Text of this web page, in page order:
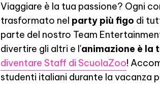
Viaggiare è la tua passione? Ogni
trasformato nel party più figo di
parte del nostro Team
divertire gli altri e l'animazione è la
diventare Staff di ScuolaZoo!
studenti italiani durante la vacanza